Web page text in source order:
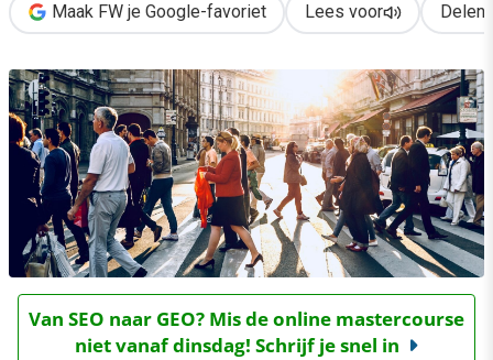
Maak FW je Google-favoriet Lees voor Delen
Van SEO naar GEO? Mis de online mastercourse
niet vanaf dinsdag! Schrijf je snel in